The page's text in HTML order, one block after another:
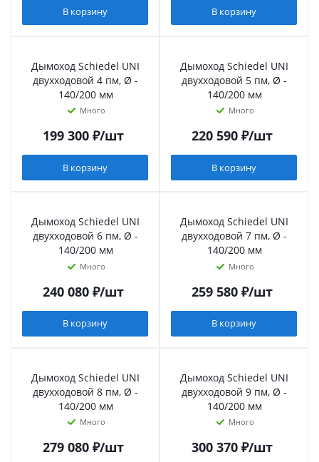
В корзину В корзину
Дымоход Schiedel UNI
двухходовой 4 пм, Ø -
140/200 мм
Много
199 300₽/шт
В корзину
Дымоход Schiedel UNI
двухходовой 5 пм, Ø -
140/200 мм
Много
220 590₽/шт
В корзину
Дымоход Schiedel UNI
двухходовой 6 пм, Ø -
140/200 мм
Много
240 080₽/шт
В корзину
Дымоход Schiedel UNI
двухходовой 7 пм, Ø -
140/200 мм
Много
259 580₽/шт
В корзину
Дымоход Schiedel UNI
двухходовой 8 пм, Ø -
140/200 мм
Много
279 080₽/шт
Дымоход Schiedel UNI
двухходовой 9 пм, Ø -
140/200 мм
Много
300 370₽/шт